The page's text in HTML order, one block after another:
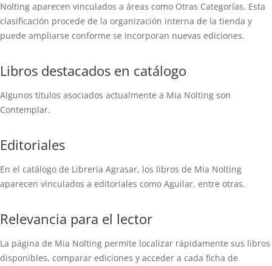
Nolting aparecen vinculados a áreas como Otras Categorías. Esta
clasificación procede de la organización interna de la tienda y
puede ampliarse conforme se incorporan nuevas ediciones.
Libros destacados en catálogo
Algunos títulos asociados actualmente a Mia Nolting son
Contemplar.
Editoriales
En el catálogo de Librería Agrasar, los libros de Mia Nolting
aparecen vinculados a editoriales como Aguilar, entre otras.
Relevancia para el lector
La página de Mia Nolting permite localizar rápidamente sus libros
disponibles, comparar ediciones y acceder a cada ficha de